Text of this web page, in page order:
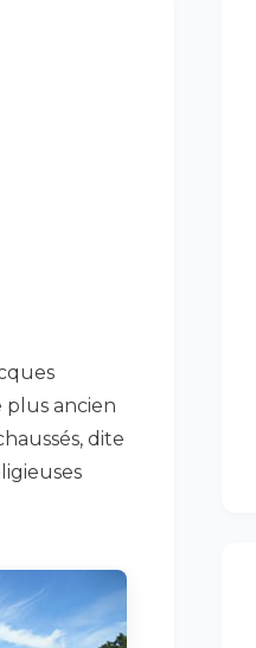
plus ancien
dite